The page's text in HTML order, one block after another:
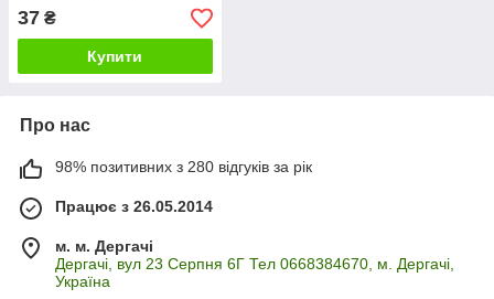
37 ₴
Купити
Про нас
98% позитивних з 280 відгуків за рік
Працює з 26.05.2014
м. м. Дергачі
Дергачі, вул 23 Серпня 6Г Тел 0668384670, м. Дергачі,
Україна